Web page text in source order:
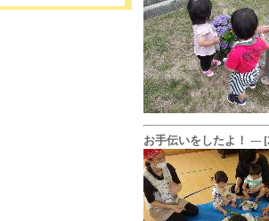
お手伝いをしたよ！ ---